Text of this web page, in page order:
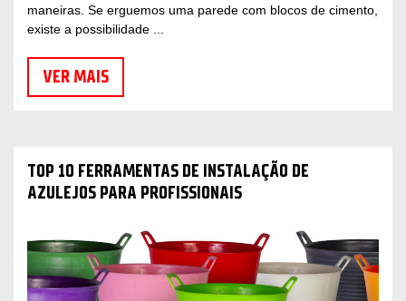
maneiras. Se erguemos uma parede com blocos de cimento,
existe a possibilidade ...
VER MAIS
TOP 10 FERRAMENTAS DE INSTALAÇÃO DE
AZULEJOS PARA PROFISSIONAIS